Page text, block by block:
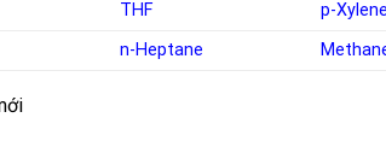
THF
p-Xylene
n-Heptane